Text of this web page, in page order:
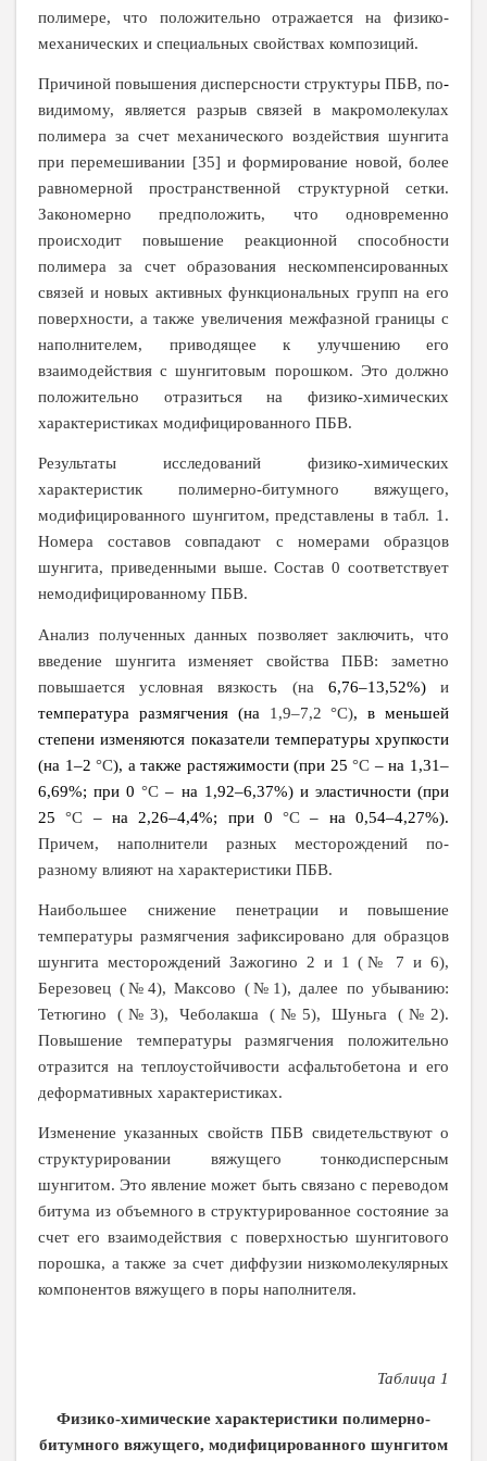
полимере, что положительно отражается на физико-
механических и специальных свойствах композиций.
Причиной повышения дисперсности структуры ПБВ, по-
видимому, является разрыв связей в макромолекулах
полимера за счет механического воздействия шунгита
при перемешивании [35] и формирование новой, более
равномерной пространственной структурной сетки.
Закономерно предположить, что одновременно
происходит повышение реакционной способности
полимера за счет образования нескомпенсированных
связей и новых активных функциональных групп на его
поверхности, а также увеличения межфазной границы с
наполнителем, приводящее к улучшению его
взаимодействия с шунгитовым порошком. Это должно
положительно отразиться на физико-химических
характеристиках модифицированного ПБВ.
Результаты исследований физико-химических
характеристик полимерно-битумного вяжущего,
модифицированного шунгитом, представлены в табл. 1.
Номера составов совпадают с номерами образцов
шунгита, приведенными выше. Состав 0 соответствует
немодифицированному ПБВ.
Анализ полученных данных позволяет заключить, что
введение шунгита изменяет свойства ПБВ: заметно
повышается условная вязкость (на 6,76–13,52%)и
температура размягчения (на 1,9–7,2 °С), в меньшей
степени изменяются показатели температуры хрупкости
(на 1–2°С), а также растяжимости (при 25°С – на 1,31–
6,69%; при 0°С – на 1,92–6,37%) и эластичности (при
25°С – на 2,26–4,4%; при 0°С – на 0,54–4,27%).
Причем, наполнители разных месторождений по-
разному влияют на характеристики ПБВ.
Наибольшее снижение пенетрации и повышение
температуры размягчения зафиксировано для образцов
шунгита месторождений Зажогино 2 и 1 (№ 7 и 6),
Березовец (№4), Максово (№1), далее по убыванию:
Тетюгино (№3), Чеболакша (№5), Шуньга (№2).
Повышение температуры размягчения положительно
отразится на теплоустойчивости асфальтобетона и его
деформативных характеристиках.
Изменение указанных свойств ПБВ свидетельствуют о
структурировании вяжущего тонкодисперсным
шунгитом. Это явление может быть связано с переводом
битума из объемного в структурированное состояние за
счет его взаимодействия с поверхностью шунгитового
порошка, а также за счет диффузии низкомолекулярных
компонентов вяжущего в поры наполнителя.
Таблица 1
Физико-химические характеристики полимерно-
битумного вяжущего, модифицированного шунгитом